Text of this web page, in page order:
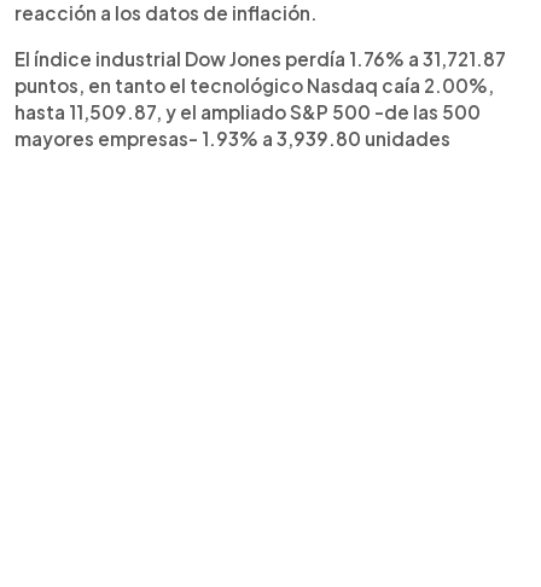
reacción a los datos de inflación.
El índice industrial Dow Jones perdía 1.76% a 31,721.87
puntos, en tanto el tecnológico Nasdaq caía 2.00%,
hasta 11,509.87, y el ampliado S&P 500 -de las 500
mayores empresas- 1.93% a 3,939.80 unidades